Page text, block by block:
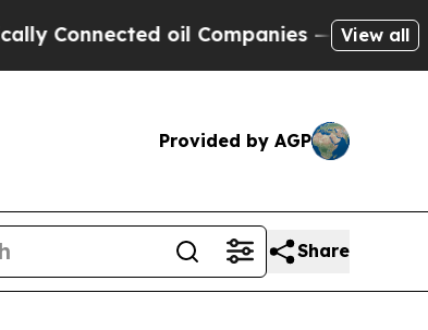
oil Companies — not Taxpayers
View all
Provided by AGP
Share